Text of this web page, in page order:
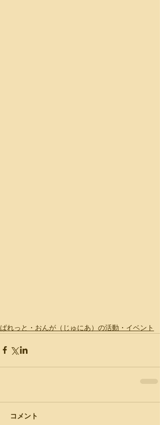
ぱれっと・おんが（じゅにあ）の活動・イベント
コメント